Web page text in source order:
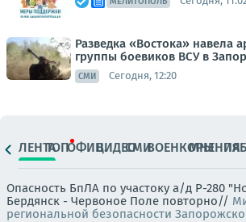
Разведка «Востока» навела
группы боевиков ВСУ в
СМИ Сегодня, 12:20
ЛЕНТАТОПОФИЦ.ВИДЕОСМИВОЕНКОРЫМНЕНИЯ
Опасность БпЛА по участоку а/д Р-280
Бердянск - Червоное Поле повторно//
региональной безопасности